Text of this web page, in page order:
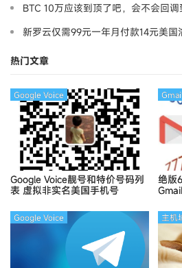
BTC 10万应该到顶了吧，会不会回
新罗云仅需99元一年月付款14元美
热门文章
Google Voice靓号和特价号码列
表 虚拟非实名美国手机号
Google Voice
绝版
Gmail
Google Voice 主机